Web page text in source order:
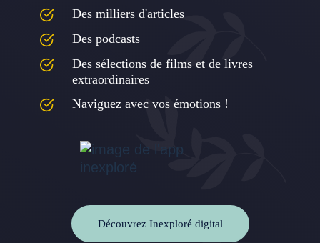
Des milliers d'articles
Des podcasts
Des sélections de films et de livres
extraordinaires
Naviguez avec vos émotions !
Découvrez Inexploré digital